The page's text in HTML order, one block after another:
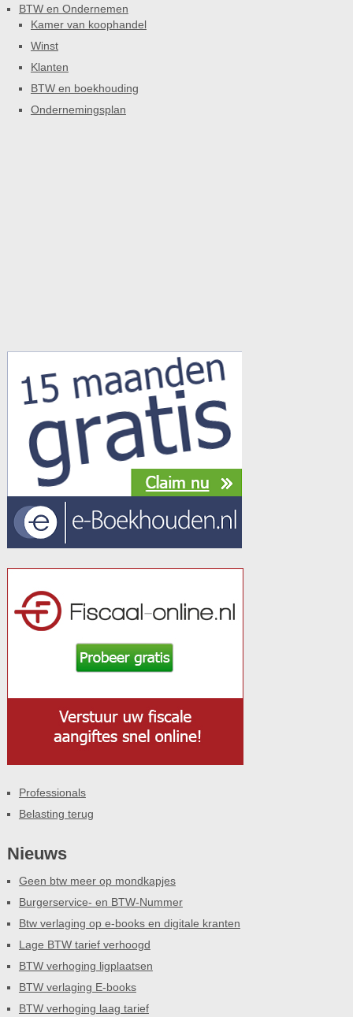
BTW en Ondernemen
Kamer van koophandel
Winst
Klanten
BTW en boekhouding
Ondernemingsplan
Professionals
Belasting terug
Nieuws
Geen btw meer op mondkapjes
Burgerservice- en BTW-Nummer
Btw verlaging op e-books en digitale kranten
Lage BTW tarief verhoogd
BTW verhoging ligplaatsen
BTW verlaging E-books
BTW verhoging laag tarief